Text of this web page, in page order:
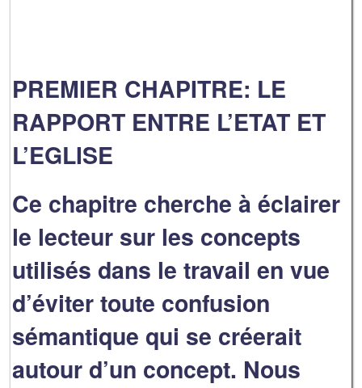
PREMIER CHAPITRE: LE
RAPPORT ENTRE L’ETAT ET
L’EGLISE
Ce chapitre cherche à éclairer
le lecteur sur les concepts
utilisés dans le travail en vue
d’éviter toute confusion
sémantique qui se créerait
autour d’un concept. Nous